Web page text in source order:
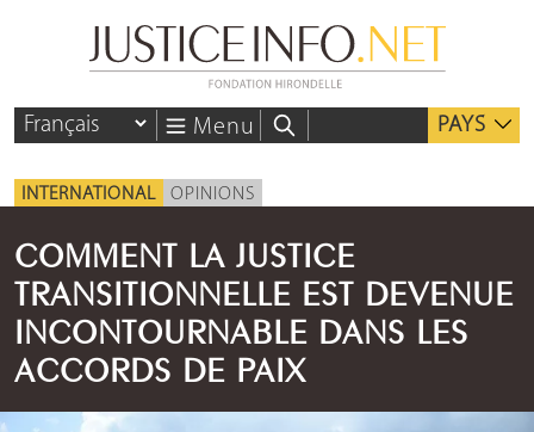
Menu PAYS
INTERNATIONAL OPINIONS
COMMENT LA JUSTICE
TRANSITIONNELLE EST DEVENUE
INCONTOURNABLE DANS LES
ACCORDS DE PAIX